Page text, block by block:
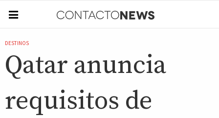
DESTINOS
Qatar anuncia
requisitos de